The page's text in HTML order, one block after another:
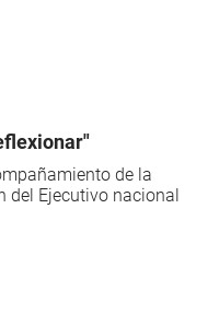
de la
del Ejecutivo nacional